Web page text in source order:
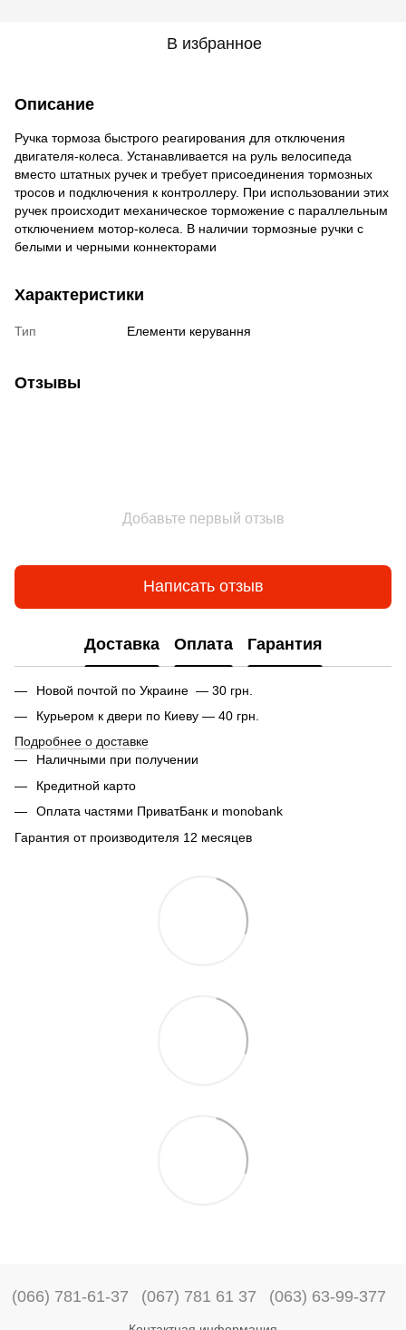
В избранное
Описание
Ручка тормоза быстрого реагирования для отключения
двигателя-колеса. Устанавливается на руль велосипеда
вместо штатных ручек и требует присоединения тормозных
тросов и подключения к контроллеру. При использовании этих
ручек происходит механическое торможение с параллельным
отключением мотор-колеса. В наличии тормозные ручки с
белыми и черными коннекторами
Характеристики
Тип Елементи керування
Отзывы
Добавьте первый отзыв
Написать отзыв
Доставка Оплата Гарантия
Новой почтой по Украине — 30 грн.
Курьером к двери по Киеву — 40 грн.
Подробнее о доставке
Наличными при получении
Кредитной карто
Оплата частями ПриватБанк и monobank
Гарантия от производителя 12 месяцев
(066) 781-61-37 (067) 781 61 37 (063) 63-99-377